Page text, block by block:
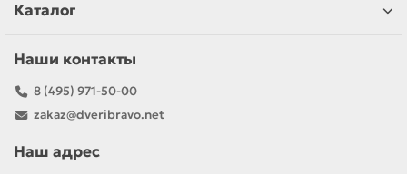
Каталог
Наши контакты
8 (495) 971-50-00
zakaz@dveribravo.net
Наш адрес